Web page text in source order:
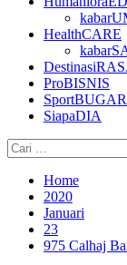
HealthCARE
ProBISNIS
SportBUGAR
SiapaDIA
Cari
untuk:
Home
2020
Januari
23
975 Calhaj